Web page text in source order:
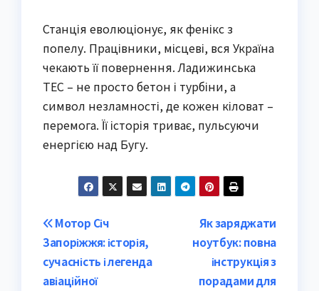
Станція еволюціонує, як фенікс з
попелу. Працівники, місцеві, вся Україна
чекають її повернення. Ладижинська
ТЕС – не просто бетон і турбіни, а
символ незламності, де кожен кіловат –
перемога. Її історія триває, пульсуючи
енергією над Бугу.
Post
navigation
Як заряджати
ноутбук: повна
інструкція з
порадами для
Мотор Січ
Запоріжжя: історія,
сучасність і легенда
авіаційної